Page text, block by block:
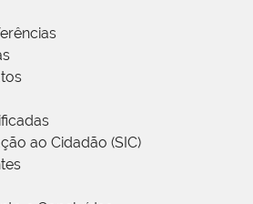
ao Cidadão (SIC)